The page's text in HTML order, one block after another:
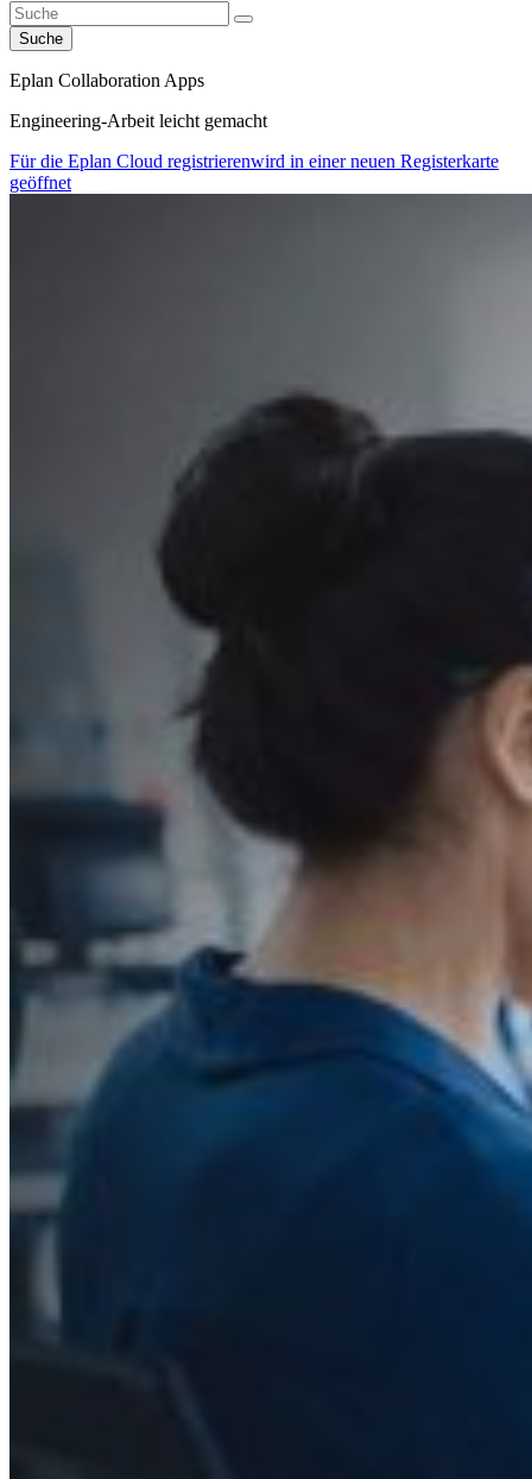
Suche
Eplan Collaboration Apps
Engineering-Arbeit leicht gemacht
Für die Eplan Cloud registrierenwird in einer neuen Registerkarte
geöffnet